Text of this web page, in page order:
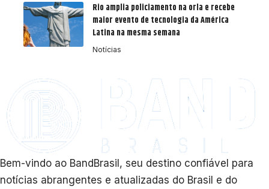
Rio amplia policiamento na orla e recebe
maior evento de tecnologia da América
Latina na mesma semana
Notícias
Bem-vindo ao BandBrasil, seu destino confiável para
notícias abrangentes e atualizadas do Brasil e do